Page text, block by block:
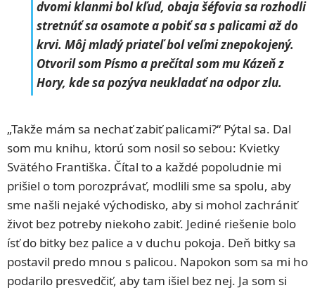
dvomi klanmi bol kľud, obaja šéfovia sa rozhodli
stretnúť sa osamote a pobiť sa s palicami až do
krvi. Môj mladý priateľ bol veľmi znepokojený.
Otvoril som Písmo a prečítal som mu Kázeň z
Hory, kde sa pozýva neukladať na odpor zlu.
„Takže mám sa nechať zabiť palicami?“ Pýtal sa. Dal
som mu knihu, ktorú som nosil so sebou: Kvietky
Svätého Františka. Čítal to a každé popoludnie mi
prišiel o tom porozprávať, modlili sme sa spolu, aby
sme našli nejaké východisko, aby si mohol zachrániť
život bez potreby niekoho zabiť. Jediné riešenie bolo
ísť do bitky bez palice a v duchu pokoja. Deň bitky sa
postavil predo mnou s palicou. Napokon som sa mi ho
podarilo presvedčiť, aby tam išiel bez nej. Ja som si